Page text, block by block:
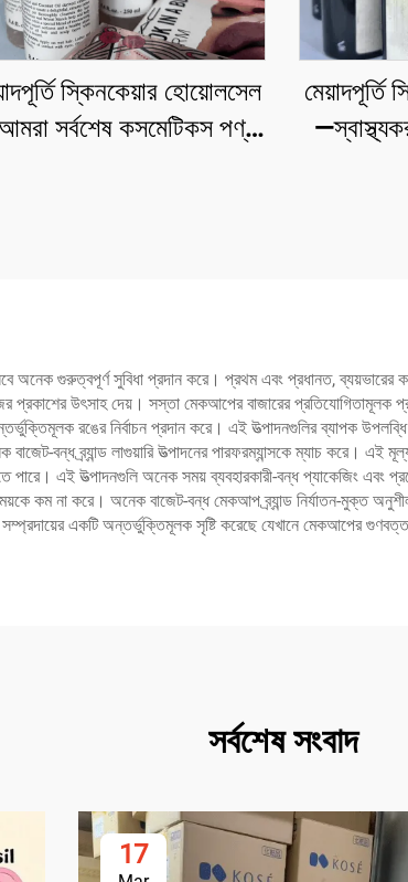
স্কিনকেয়ার হোয়োলসেল
সর্বশেষ কসমেটিকস পণ্য
অনেক গুরুত্বপূর্ণ সুবিধা প্রদান করে। প্রথম এবং প্রধানত,
উৎসাহ দেয়। সস্তা মেকআপের বাজারের প্রতিযোগিতামূলক
রঙের নির্বাচন প্রদান করে। এই উত্পাদনগুলির ব্যাপক
বন্ধ ব্র্যান্ড লাগুয়ারি উত্পাদনের পারফরম্যান্সকে ম্যাচ করে।
এই উত্পাদনগুলি অনেক সময় ব্যবহারকারী-বন্ধ প্যাকেজিং এবং
সময়কে কম না করে। অনেক বাজেট-বন্ধ মেকআপ ব্র্যান্ড নির্যাতন-মুক্ত
একটি অন্তর্ভুক্তিমূলক সৃষ্টি করেছে যেখানে মেকআপের
সর্বশেষ সংবাদ
17